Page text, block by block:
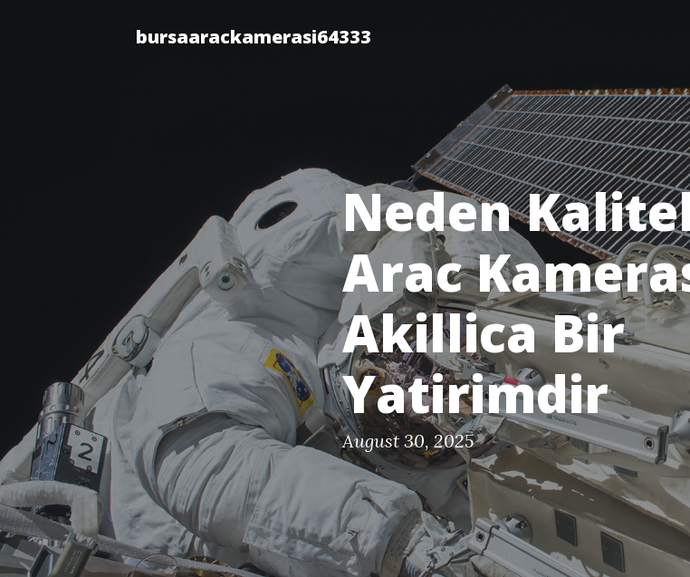
bursaarackamerasi64333
Neden
Arac
Akillica Bir
Yatirimdir
August 30, 2025